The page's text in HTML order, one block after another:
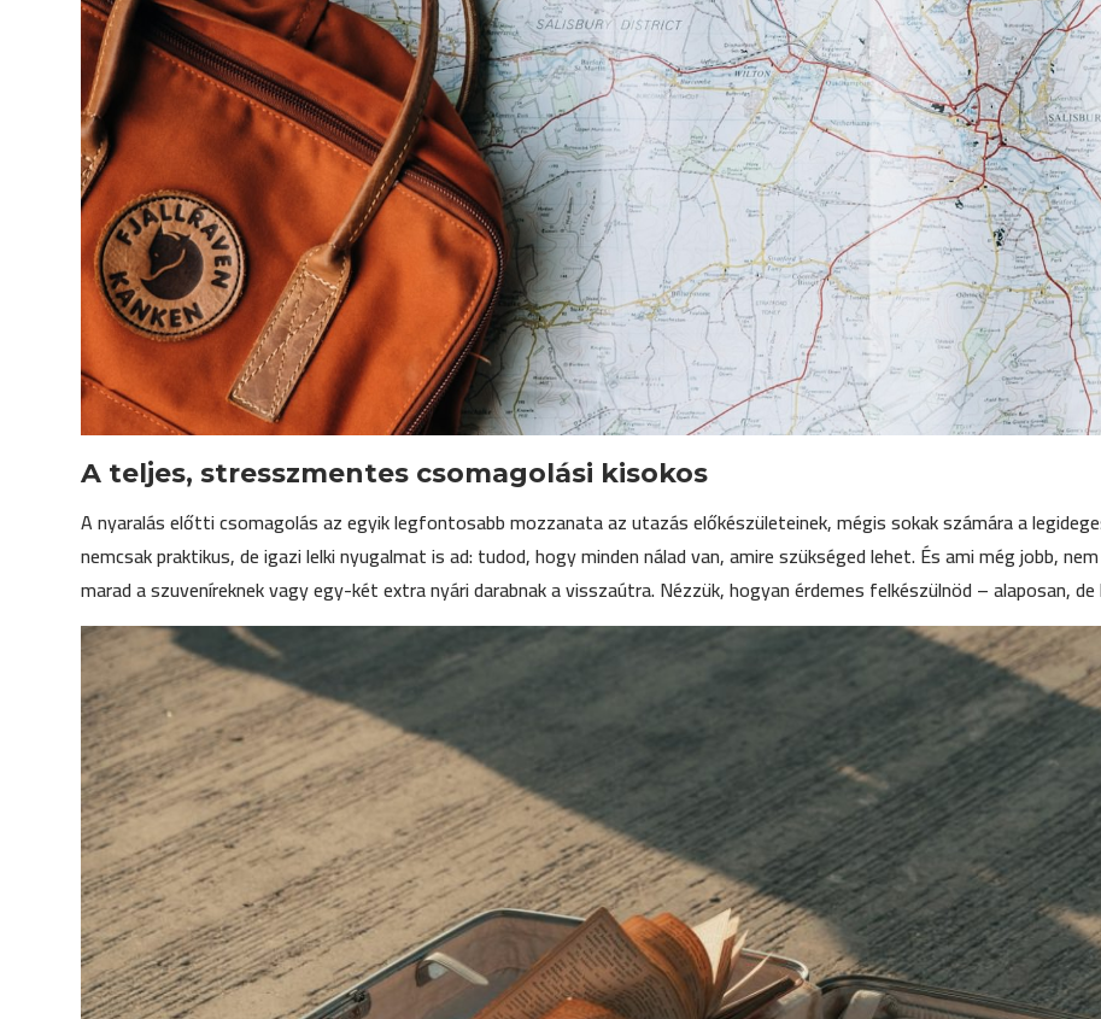
A teljes, stresszmentes csomagolási kisokos
A nyaralás előtti csomagolás az egyik legfontosabb mozzanata az utazás előkészületeinek, mégis sokak számára a
nemcsak praktikus, de igazi lelki nyugalmat is ad: tudod, hogy minden nálad van, amire szükséged lehet. És ami még jobb,
marad a szuveníreknek vagy egy-két extra nyári darabnak a visszaútra. Nézzük, hogyan érdemes felkészülnöd – alaposan,